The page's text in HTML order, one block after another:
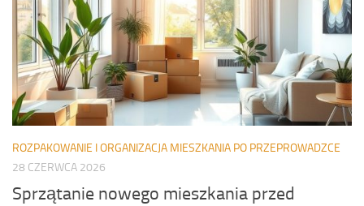
ROZPAKOWANIE I ORGANIZACJA MIESZKANIA PO PRZEPROWADZCE
28 CZERWCA 2026
Sprzątanie nowego mieszkania przed